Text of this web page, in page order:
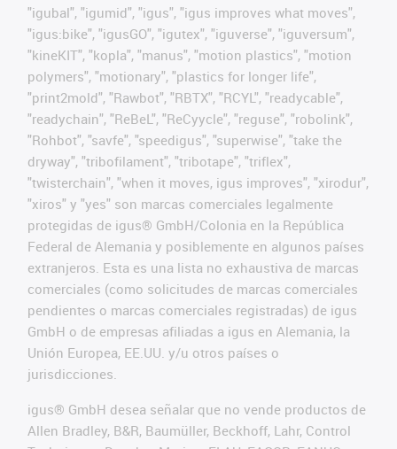
"igubal", "igumid", "igus", "igus improves what moves",
"igus:bike", "igusGO", "igutex", "iguverse", "iguversum",
"kineKIT", "kopla", "manus", "motion plastics", "motion
polymers", "motionary", "plastics for longer life",
"print2mold", "Rawbot", "RBTX", "RCYL", "readycable",
"readychain", "ReBeL", "ReCyycle", "reguse", "robolink",
"Rohbot", "savfe", "speedigus", "superwise", "take the
dryway", "tribofilament", "tribotape", "triflex",
"twisterchain", "when it moves, igus improves", "xirodur",
"xiros" y "yes" son marcas comerciales legalmente
protegidas de igus® GmbH/Colonia en la República
Federal de Alemania y posiblemente en algunos países
extranjeros. Esta es una lista no exhaustiva de marcas
comerciales (como solicitudes de marcas comerciales
pendientes o marcas comerciales registradas) de igus
GmbH o de empresas afiliadas a igus en Alemania, la
Unión Europea, EE.UU. y/u otros países o
jurisdicciones.
igus® GmbH desea señalar que no vende productos de
Allen Bradley, B&R, Baumüller, Beckhoff, Lahr, Control